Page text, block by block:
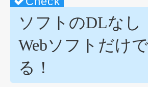
ソフトのDLなし
Webソフトだけ
る！